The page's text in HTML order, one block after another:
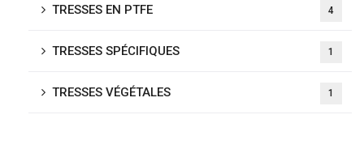
TRESSES EN PTFE 4
TRESSES SPÉCIFIQUES 1
TRESSES VÉGÉTALES 1